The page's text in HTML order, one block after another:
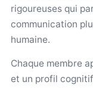
rigoureuses qui
communication
humaine.
Chaque membre
et un profil